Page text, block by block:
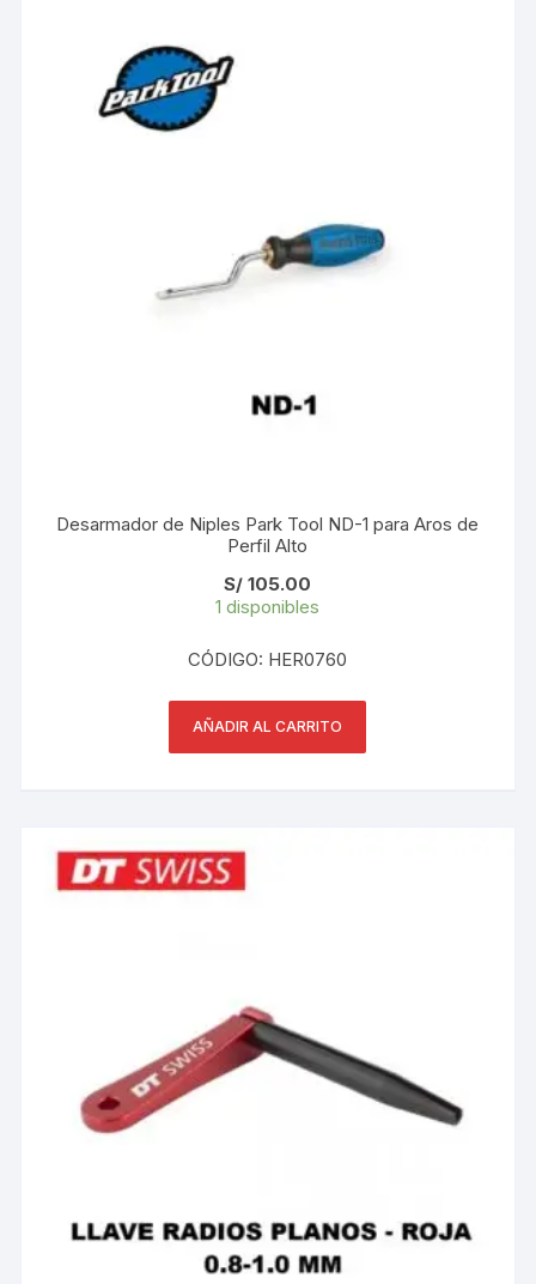
Desarmador de Niples Park Tool ND-1 para Aros de
Perfil Alto
S/ 105.00
1 disponibles
CÓDIGO: HER0760
AÑADIR AL CARRITO